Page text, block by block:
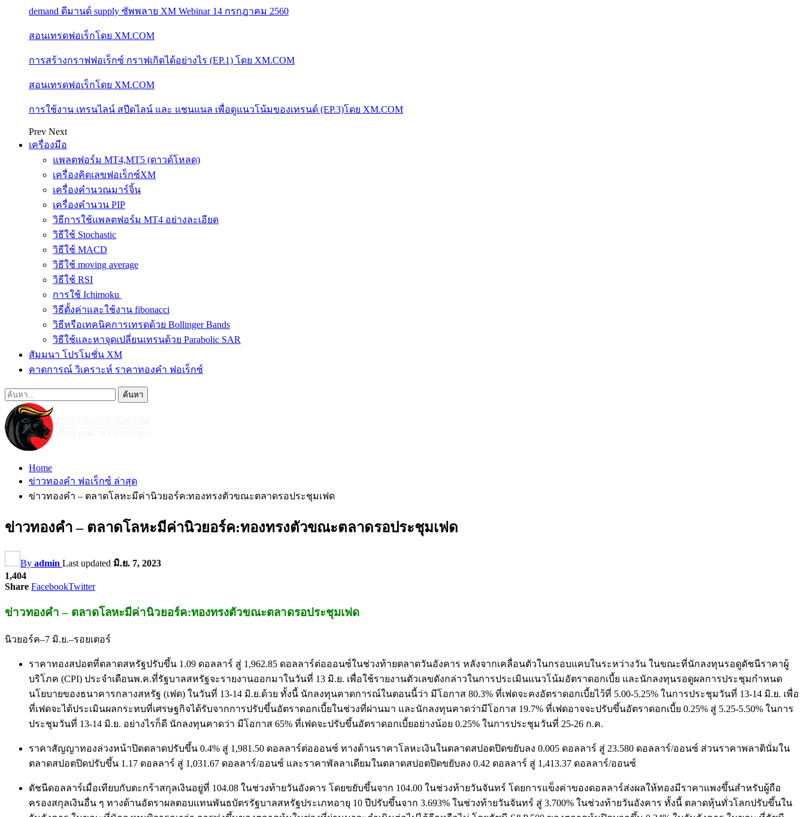
demand ดีมานด์ supply ซัพพลาย XM Webinar 14 กรกฎาคม 2560
สอนเทรดฟอเร็กโดย XM.COM
การสร้างกราฟฟอเร็กซ์ กราฟเกิดได้อย่างไร (EP.1) โดย XM.COM
สอนเทรดฟอเร็กโดย XM.COM
การใช้งาน เทรนไลน์ สปีดไลน์ และ แชนแนล เพื่อดูแนวโน้มของเทรนด์ (EP.3)โดย XM.COM
Prev Next
เครื่องมือ
แพลตฟอร์ม MT4,MT5 (ดาวด์โหลด)
เครื่องคิดเลขฟอเร็กซ์XM
เครื่องคำนวณมาร์จิ้น
เครื่องคำนวน PIP
วิธีการใช้แพลตฟอร์ม MT4 อย่างละเอียด
วิธีใช้ Stochastic
วิธีใช้ MACD
วิธีใช้ moving average
วิธีใช้ RSI
การใช้ Ichimoku
วิธีตั้งค่าและใช้งาน fibonacci
วิธีหรือเทคนิคการเทรดด้วย Bollinger Bands
วิธีใช้และหาจุดเปลี่ยนเทรนด้วย Parabolic SAR
สัมมนา โปรโมชั่น XM
คาดการณ์ วิเคราะห์ ราคาทองคำ ฟอเร็กซ์
Home
ข่าวทองคำ ฟอเร็กซ์ ล่าสุด
ข่าวทองคำ – ตลาดโลหะมีค่านิวยอร์ค:ทองทรงตัวขณะตลาดรอประชุมเฟด
ข่าวทองคำ – ตลาดโลหะมีค่านิวยอร์ค:ทองทรงตัวขณะตลาดรอประชุมเฟด
By admin Last updated มิ.ย. 7, 2023
1,404
Share FacebookTwitter
ข่าวทองคำ – ตลาดโลหะมีค่านิวยอร์ค:ทองทรงตัวขณะตลาดรอประชุมเฟด
นิวยอร์ค–7 มิ.ย.–รอยเตอร์
ราคาทองสปอตที่ตลาดสหรัฐปรับขึ้น 1.09 ดอลลาร์ สู่ 1,962.85 ดอลลาร์ต่อออนซ์ในช่วงท้ายตลาดวันอังคาร หลังจากเคลื่อนตัวในกรอบแคบในระหว่างวัน ในขณะที่นักลงทุนรอดูดัชนีราคาผู้
บริโภค (CPI) ประจำเดือนพ.ค.ที่รัฐบาลสหรัฐจะรายงานออกมาในวันที่ 13 มิ.ย. เพื่อใช้รายงานตัวเลขดังกล่าวในการประเมินแนวโน้มอัตราดอกเบี้ย และนักลงทุนรอดูผลการประชุมกำหนด
นโยบายของธนาคารกลางสหรัฐ (เฟด) ในวันที่ 13-14 มิ.ย.ด้วย ทั้งนี้ นักลงทุนคาดการณ์ในตอนนี้ว่า มีโอกาส 80.3% ที่เฟดจะคงอัตราดอกเบี้ยไว้ที่ 5.00-5.25% ในการประชุมวันที่ 13-14 มิ.ย. เพื่อ
ที่เฟดจะได้ประเมินผลกระทบที่เศรษฐกิจได้รับจากการปรับขึ้นอัตราดอกเบี้ยในช่วงที่ผ่านมา และนักลงทุนคาดว่ามีโอกาส 19.7% ที่เฟดอาจจะปรับขึ้นอัตราดอกเบี้ย 0.25% สู่ 5.25-5.50% ในการ
ประชุมวันที่ 13-14 มิ.ย. อย่างไรก็ดี นักลงทุนคาดว่า มีโอกาส 65% ที่เฟดจะปรับขึ้นอัตราดอกเบี้ยอย่างน้อย 0.25% ในการประชุมวันที่ 25-26 ก.ค.
ราคาสัญญาทองล่วงหน้าปิดตลาดปรับขึ้น 0.4% สู่ 1,981.50 ดอลลาร์ต่อออนซ์ ทางด้านราคาโลหะเงินในตลาดสปอตปิดขยับลง 0.005 ดอลลาร์ สู่ 23.580 ดอลลาร์/ออนซ์ ส่วนราคาพลาตินั่มใน
ตลาดสปอตปิดปรับขึ้น 1.17 ดอลลาร์ สู่ 1,031.67 ดอลลาร์/ออนซ์ และราคาพัลลาเดียมในตลาดสปอตปิดขยับลง 0.42 ดอลลาร์ สู่ 1,413.37 ดอลลาร์/ออนซ์
ดัชนีดอลลาร์เมื่อเทียบกับตะกร้าสกุลเงินอยู่ที่ 104.08 ในช่วงท้ายวันอังคาร โดยขยับขึ้นจาก 104.00 ในช่วงท้ายวันจันทร์ โดยการแข็งค่าของดอลลาร์ส่งผลให้ทองมีราคาแพงขึ้นสำหรับผู้ถือ
ครองสกุลเงินอื่น ๆ ทางด้านอัตราผลตอบแทนพันธบัตรรัฐบาลสหรัฐประเภทอายุ 10 ปีปรับขึ้นจาก 3.693% ในช่วงท้ายวันจันทร์ สู่ 3.700% ในช่วงท้ายวันอังคาร ทั้งนี้ ตลาดหุ้นทั่วโลกปรับขึ้นใน